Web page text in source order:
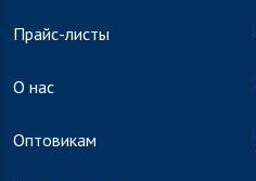
Прайс-листы
О нас
Оптовикам